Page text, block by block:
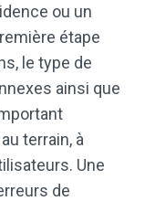
ou un
étape
le type de
ainsi que
terrain, à
Une
de